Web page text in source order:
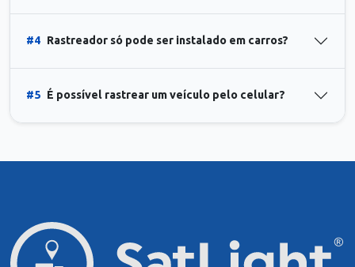
#4 Rastreador só pode ser instalado em carros?
#5 É possível rastrear um veículo pelo celular?